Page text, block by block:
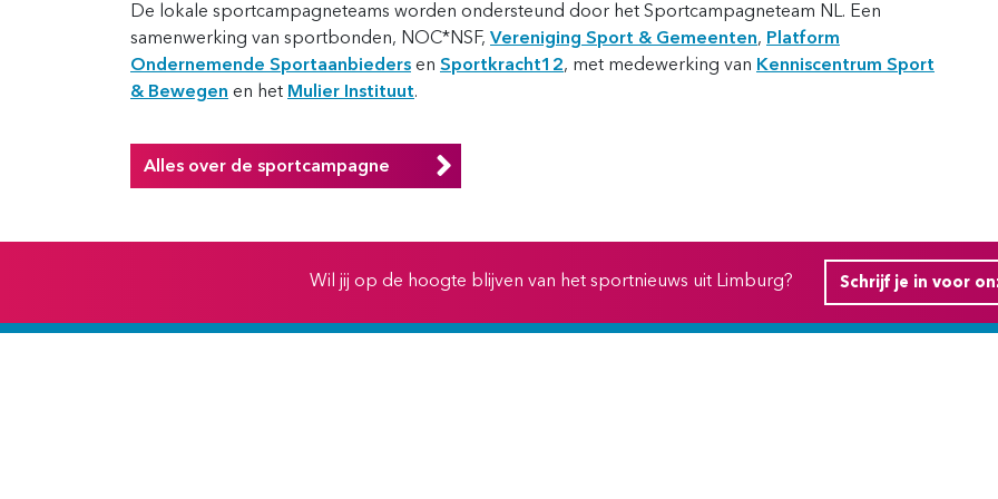
De lokale sportcampagneteams worden ondersteund door het Sportcampagneteam NL. Een
samenwerking van sportbonden, NOC*NSF, Vereniging Sport & Gemeenten, Platform
Ondernemende Sportaanbieders en Sportkracht12, met medewerking van Kenniscentrum Sport
& Bewegen en het Mulier Instituut.
Alles over de sportcampagne
Wil jij op de hoogte blijven van het sportnieuws uit Limburg? Schrijf je in voor